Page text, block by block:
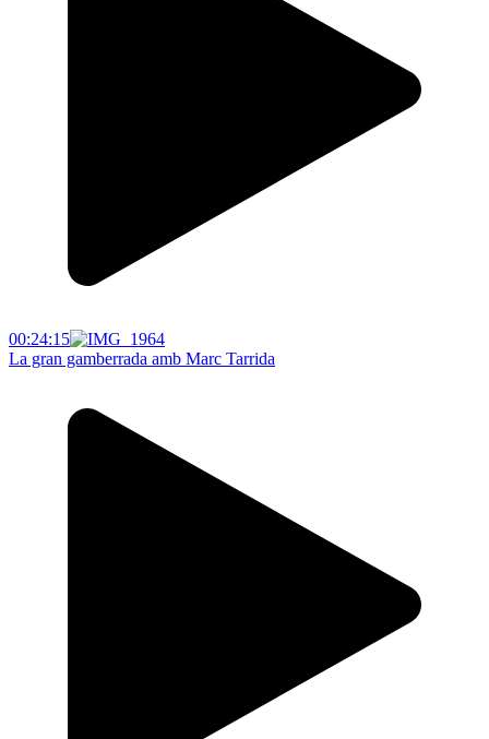
00:24:15
La gran gamberrada amb Marc Tarrida